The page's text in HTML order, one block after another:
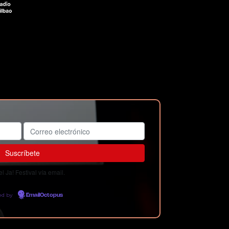
Ja! Festival vía email.
by EmailOctopus